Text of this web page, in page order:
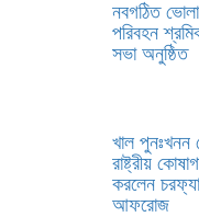
নবগঠিত
পরিবহন
সভা অনুষ্ঠিত
খাল পুনঃখনন
রাষ্ট্রীয়
করলেন
আফরোজ